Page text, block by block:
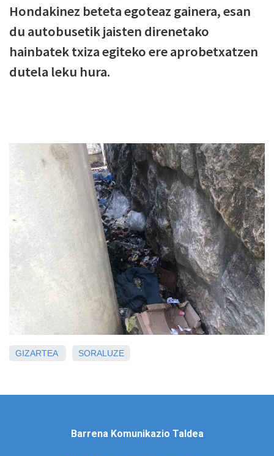
Hondakinez beteta egoteaz gainera, esan
du autobusetik jaisten direnetako
hainbatek txiza egiteko ere aprobetxatzen
dutela leku hura.
GIZARTEA SORALUZE
Barrena Komunikazio Taldea